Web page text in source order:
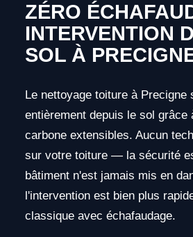
ZÉRO
INTERVENTION
SOL À
Le nettoyage toiture à Precigne
entièrement depuis le sol grâce
carbone extensibles. Aucun
sur votre toiture — la sécurité
bâtiment n'est jamais mis en
l'intervention est bien plus
classique avec échafaudage.